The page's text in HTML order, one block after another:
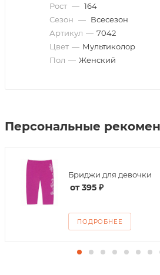
Рост — 164
Сезон — Всесезон
Артикул — 7042
Цвет — Мультиколор
Пол — Женский
Персональные
Бриджи для девочки
от395 ₽
ПОДРОБНЕЕ